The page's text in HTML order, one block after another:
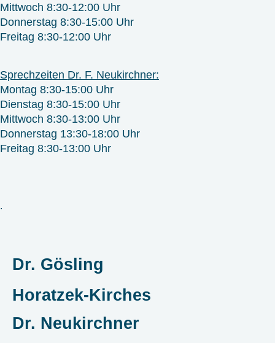
Mittwoch 8:30-12:00 Uhr
Donnerstag 8:30-15:00 Uhr
Freitag 8:30-12:00 Uhr
Sprechzeiten Dr. F. Neukirchner:
Montag 8:30-15:00 Uhr
Dienstag 8:30-15:00 Uhr
Mittwoch 8:30-13:00 Uhr
Donnerstag 13:30-18:00 Uhr
Freitag 8:30-13:00 Uhr
.
Dr. Gösling
Horatzek-Kirches
Dr. Neukirchner